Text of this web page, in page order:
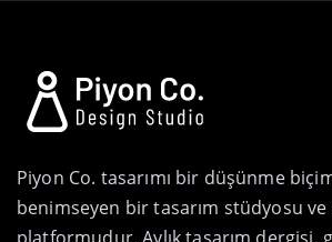
Piyon Co. tasarımı bir düşünme
benimseyen bir tasarım stüdyosu ve